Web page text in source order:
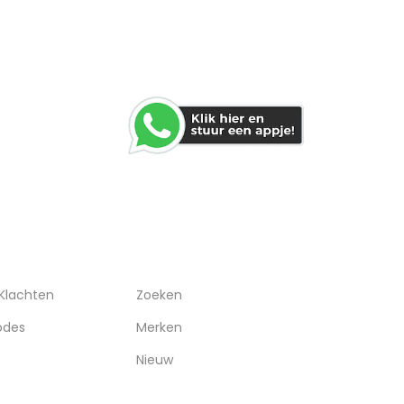
Zoeken
Merken
Nieuw